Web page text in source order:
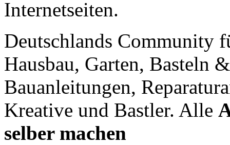
Internetseiten.
Deutschlands Community
Hausbau, Garten, Basteln
Bauanleitungen,
Kreative und Bastler. Alle
selber machen